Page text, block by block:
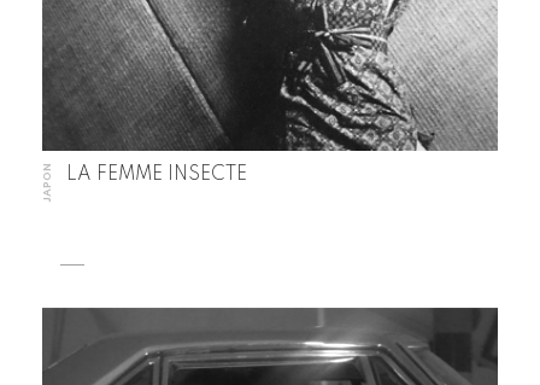
JAPON LA FEMME INSECTE